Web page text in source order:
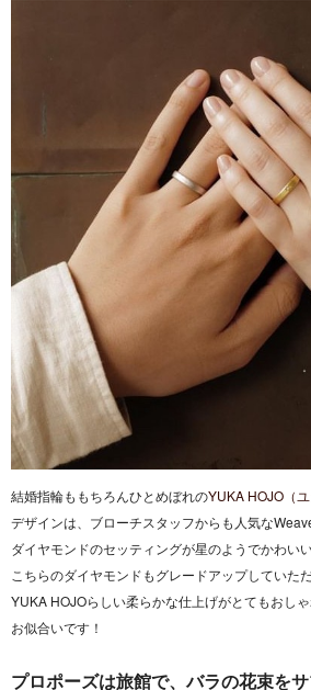
結婚指輪ももちろんひとめぼれのYUKA HOJO（ユ
デザインは、ブローチスタッフからも人気な
ダイヤモンドのセッティングが星のようでかわいい
こちらのダイヤモンドもグレードアップしていただ
YUKA HOJOらしい柔らかな仕上げがとてもおし
お似合いです！
プロポーズは旅館で、バラの花束をサ